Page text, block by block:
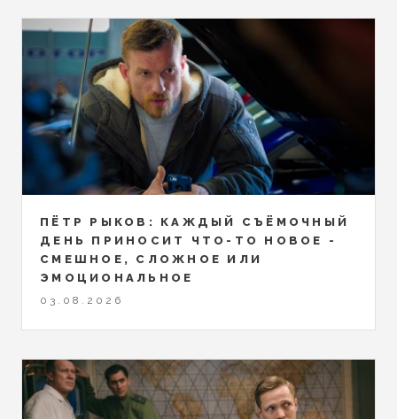
ПЁТР РЫКОВ: КАЖДЫЙ СЪЁМОЧНЫЙ
ДЕНЬ ПРИНОСИТ ЧТО-ТО НОВОЕ -
СМЕШНОЕ, СЛОЖНОЕ ИЛИ
ЭМОЦИОНАЛЬНОЕ
03.08.2026